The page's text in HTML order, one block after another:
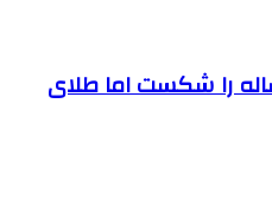
طلسم ۱۲ ساله را شکست اما طلای